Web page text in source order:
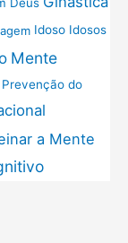
Idoso Idosos
Mente
Prevenção do
a Mente